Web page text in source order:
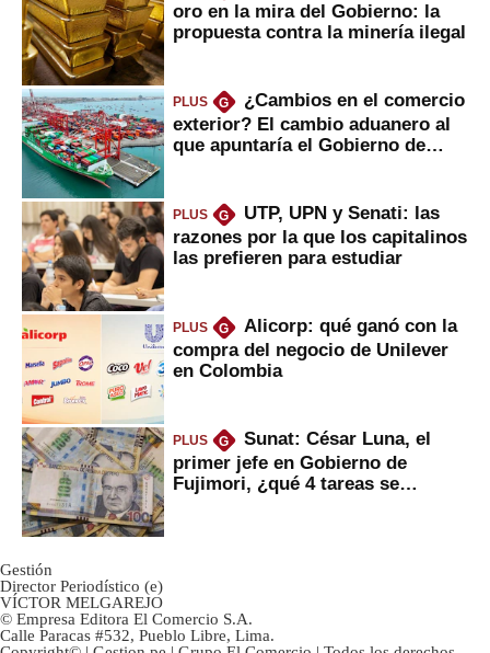
oro en la mira del Gobierno: la
propuesta contra la minería ilegal
PLUS G
¿Cambios en el comercio
exterior? El cambio aduanero al
que apuntaría el Gobierno de
PLUS G
UTP, UPN y Senati: las
razones por la que los capitalinos
las prefieren para estudiar
PLUS G
Alicorp: qué ganó con la
compra del negocio de Unilever
en Colombia
PLUS G
Sunat: César Luna, el
primer jefe en Gobierno de
Fujimori, ¿qué 4 tareas se
Gestión
Director Periodístico (e)
VÍCTOR MELGAREJO
© Empresa Editora El Comercio S.A.
Calle Paracas #532, Pueblo Libre, Lima.